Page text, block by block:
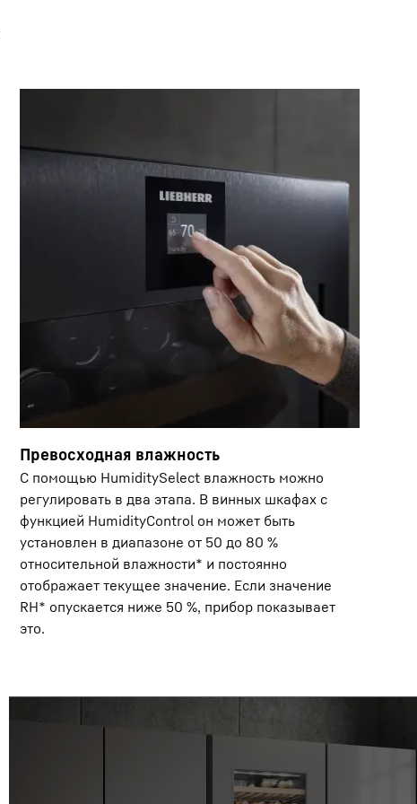
Превосходная влажность
С помощью HumiditySelect влажность можно
регулировать в два этапа. В винных шкафах с
функцией HumidityControl он может быть
установлен в диапазоне от 50 до 80 %
относительной влажности* и постоянно
отображает текущее значение. Если значение
RH* опускается ниже 50 %, прибор показывает
это.